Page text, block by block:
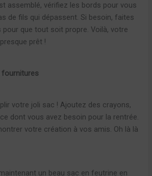
assemblé, vérifiez les bords pour vous
de fils qui dépassent. Si besoin, faites
pour que tout soit propre. Voilà, votre
prêt !
fournitures
votre joli sac ! Ajoutez des crayons,
dont vous avez besoin pour la rentrée.
votre création à vos amis. Oh là là
un beau sac en feutrine en